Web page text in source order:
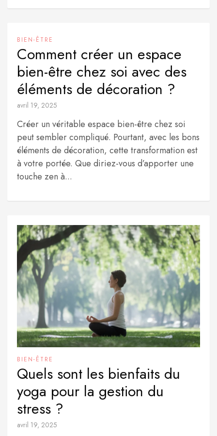
BIEN-ÊTRE
Comment créer un espace
bien-être chez soi avec des
éléments de décoration ?
avril 19, 2025
Créer un véritable espace bien-être chez soi
peut sembler compliqué. Pourtant, avec les bons
éléments de décoration, cette transformation est
à votre portée. Que diriez-vous d’apporter une
touche zen à...
BIEN-ÊTRE
Quels sont les bienfaits du
yoga pour la gestion du
stress ?
avril 19, 2025